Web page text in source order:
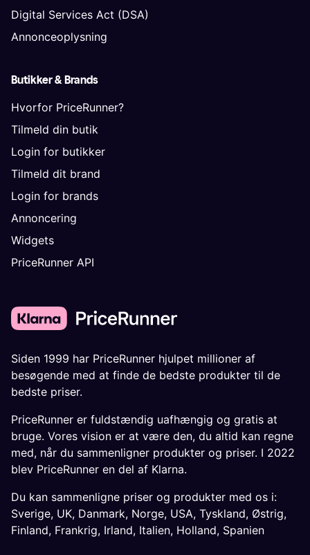
Digital Services Act (DSA)
Annonceoplysning
Butikker & Brands
Hvorfor PriceRunner?
Tilmeld din butik
Login for butikker
Tilmeld dit brand
Login for brands
Annoncering
Widgets
PriceRunner API
Siden 1999 har PriceRunner hjulpet millioner af
besøgende med at finde de bedste produkter til de
bedste priser.
PriceRunner er fuldstændig uafhængig og gratis at
bruge. Vores vision er at være den, du altid kan regne
med, når du sammenligner produkter og priser. I 2022
blev PriceRunner en del af Klarna.
Du kan sammenligne priser og produkter med os i:
Sverige, UK, Danmark, Norge, USA, Tyskland, Østrig,
Finland, Frankrig, Irland, Italien, Holland, Spanien